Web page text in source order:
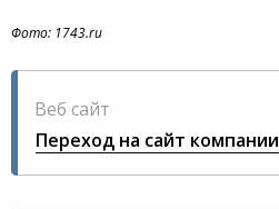
Фото: 1743.ru
Веб сайт
Переход на сайт компании